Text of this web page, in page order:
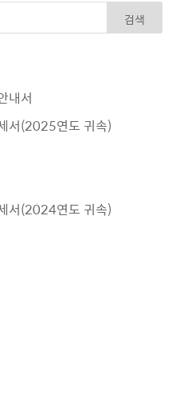
내서
서(2025연도 귀속)
서(2024연도 귀속)